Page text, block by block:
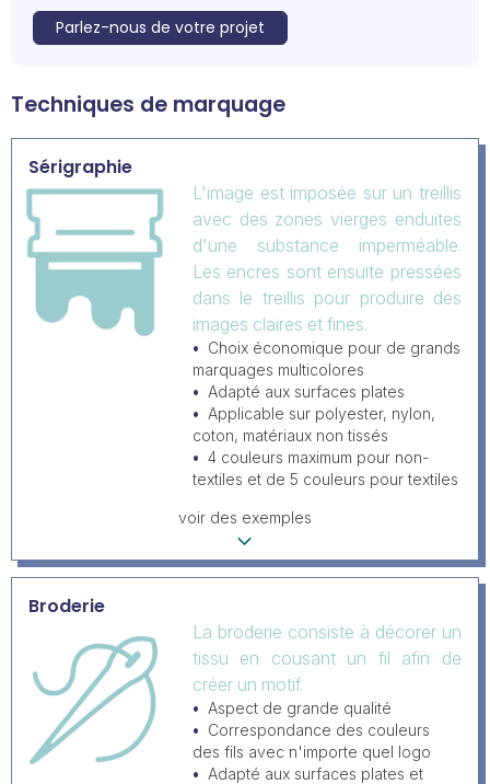
Parlez-nous de votre projet
Techniques de marquage
Sérigraphie
L'image est imposée sur un treillis
avec des zones vierges enduites
d'une substance imperméable.
Les encres sont ensuite pressées
dans le treillis pour produire des
images claires et fines.
Choix économique pour de grands
marquages multicolores
Adapté aux surfaces plates
Applicable sur polyester, nylon,
coton, matériaux non tissés
4 couleurs maximum pour non-
textiles et de 5 couleurs pour textiles
voir des exemples
Broderie
La broderie consiste à décorer un
tissu en cousant un fil afin de
créer un motif.
Aspect de grande qualité
Correspondance des couleurs
des fils avec n'importe quel logo
Adapté aux surfaces plates et